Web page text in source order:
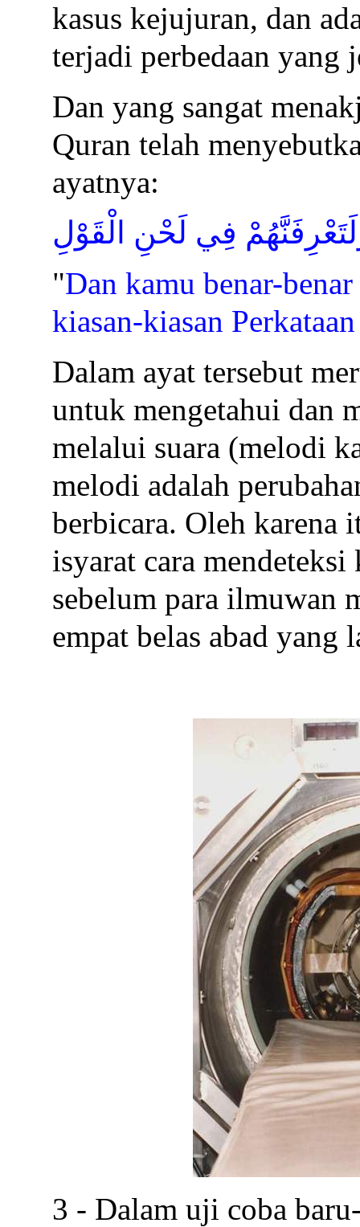
kasus kejujuran, dan
terjadi perbedaan yang
Dan yang sangat
Quran telah
ayatnya:
فِي لَحْنِ الْقَوْلِ
"Dan kamu benar-
kiasan-kiasan
Dalam ayat tersebut
untuk mengetahui dan
melalui suara (melodi
melodi adalah
berbicara. Oleh karena
isyarat cara
sebelum para ilmuwan
empat belas abad yang
3 - Dalam uji coba